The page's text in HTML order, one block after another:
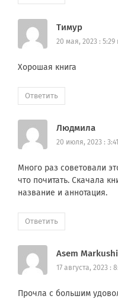
Тимур
20 мая, 2023 : 5:29
Хорошая книга
Ответить
Людмила
20 июля, 2023 :
Много раз советовали
что почитать. Скачала
название и аннотация.
Ответить
Asem
17 августа, 2023 :
Прочла с большим